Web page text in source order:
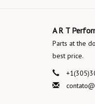
A R T
Parts at the
best price.